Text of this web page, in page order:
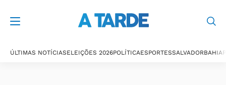
ÚLTIMAS NOTÍCIASELEIÇÕES 2026POLÍTICAESPORTESSALVADORBAHIA